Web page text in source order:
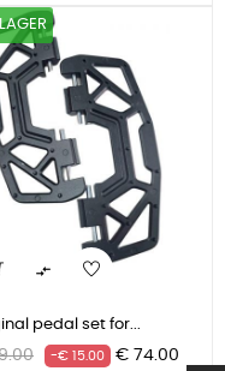

pedal set for...
-€ 15.00 Pris
€ 74.00